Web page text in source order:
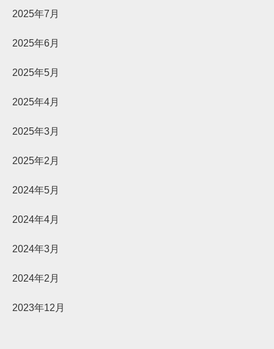
2025年7月
2025年6月
2025年5月
2025年4月
2025年3月
2025年2月
2024年5月
2024年4月
2024年3月
2024年2月
2023年12月